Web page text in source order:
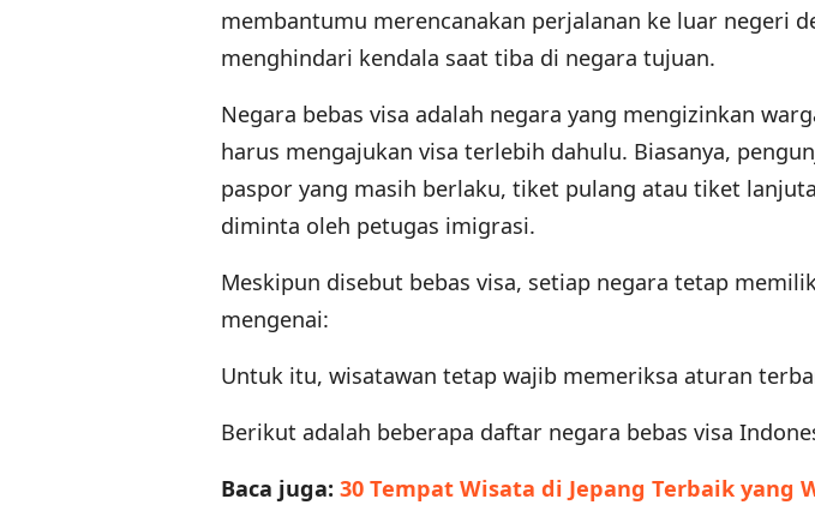
membantumu merencanakan perjalanan ke luar negeri
menghindari kendala saat tiba di negara tujuan.
Negara bebas visa adalah negara yang mengizinkan
harus mengajukan visa terlebih dahulu. Biasanya,
paspor yang masih berlaku, tiket pulang atau tiket
diminta oleh petugas imigrasi.
Meskipun disebut bebas visa, setiap negara tetap
mengenai:
Untuk itu, wisatawan tetap wajib memeriksa aturan
Berikut adalah beberapa daftar negara bebas visa
Baca juga: 30 Tempat Wisata di Jepang Terbaik yang